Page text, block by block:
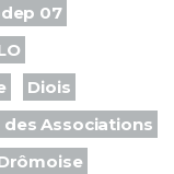
07
Diois
des Associations